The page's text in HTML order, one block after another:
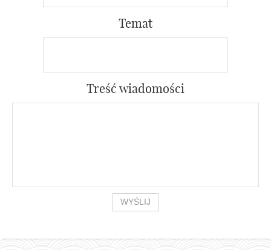
Temat
Treść wiadomości